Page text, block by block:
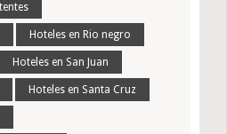
Hoteles en Rio negro
Hoteles en San Juan
Hoteles en Santa Cruz